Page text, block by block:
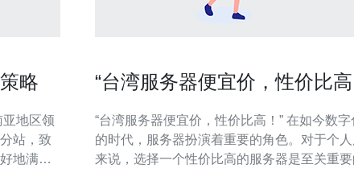
略
站，致
地满足
“台湾服务器便宜价，性价比高
“台湾服务器便宜价，性价比高！” 在如今数字化快速发展
的时代，服务器扮演着重要的角色。对于个
来说，选择一个性价比高的服务器是至关重